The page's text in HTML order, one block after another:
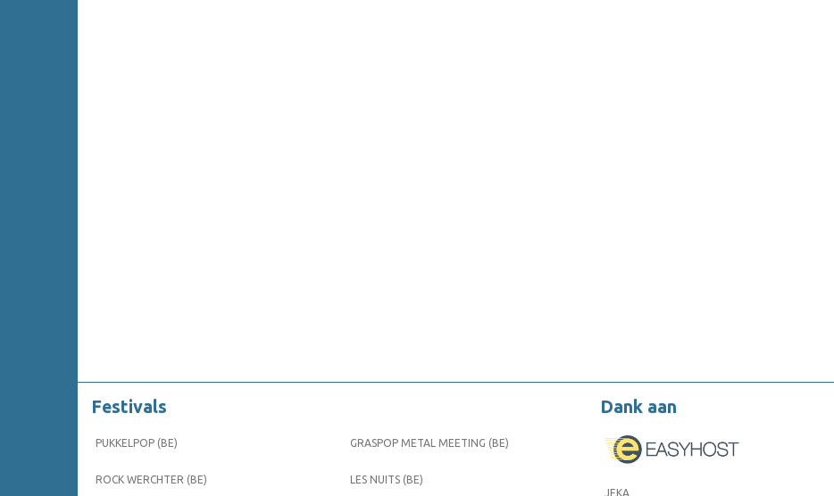
Festivals
PUKKELPOP (BE)
ROCK WERCHTER (BE)
GRASPOP METAL MEETING (BE)
LES NUITS (BE)
Dank aan
JEKA